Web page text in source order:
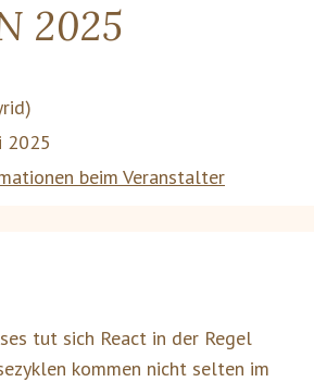
2025
2025
beim Veranstalter
tut sich React in der Regel
kommen nicht selten im